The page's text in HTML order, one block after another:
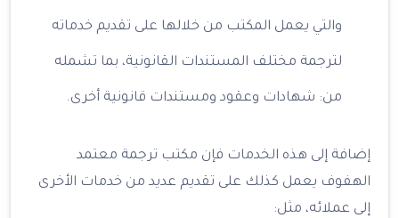
والتي يعمل المكتب من خلالها على تقديم خدماته
لترجمة مختلف المستندات القانونية، بما تشمله
من: شهادات وعقود ومستندات قانونية أخرى.
إضافة إلى هذه الخدمات فإن مكتب ترجمة معتمد
الهفوف يعمل كذلك على تقديم عديد من خدمات الأخرى
إلى عملائه، مثل: